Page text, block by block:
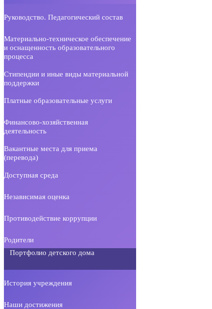
Руководство. Педагогический состав
Материально-техническое обеспечение
и оснащенность образовательного
процесса
Стипендии и иные виды материальной
поддержки
Платные образовательные услуги
Финансово-хозяйственная
деятельность
Вакантные места для приема
(перевода)
Доступная среда
Независимая оценка
Противодействие коррупции
Родители
Портфолио детского дома
История учреждения
Наши достижения